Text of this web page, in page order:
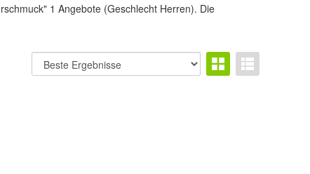
1 Angebote (Geschlecht Herren). Die